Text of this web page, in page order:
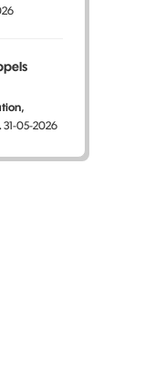
31-05-2026